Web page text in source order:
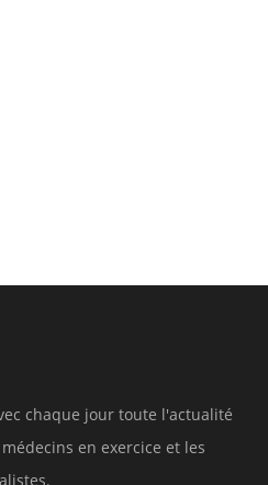
chaque jour toute l'actualité
en exercice et les